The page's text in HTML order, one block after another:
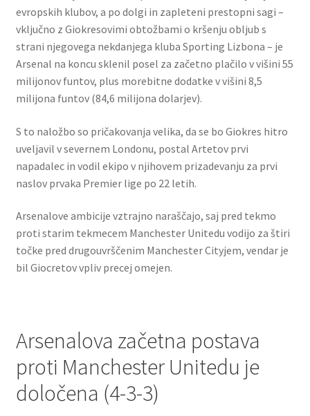
evropskih klubov, a po dolgi in zapleteni prestopni sagi –
vključno z Giokresovimi obtožbami o kršenju obljub s
strani njegovega nekdanjega kluba Sporting Lizbona – je
Arsenal na koncu sklenil posel za začetno plačilo v višini 55
milijonov funtov, plus morebitne dodatke v višini 8,5
milijona funtov (84,6 milijona dolarjev).
S to naložbo so pričakovanja velika, da se bo Giokres hitro
uveljavil v severnem Londonu, postal Artetov prvi
napadalec in vodil ekipo v njihovem prizadevanju za prvi
naslov prvaka Premier lige po 22 letih.
Arsenalove ambicije vztrajno naraščajo, saj pred tekmo
proti starim tekmecem Manchester Unitedu vodijo za štiri
točke pred drugouvrščenim Manchester Cityjem, vendar je
bil Giocretov vpliv precej omejen.
Arsenalova začetna postava
proti Manchester Unitedu je
določena (4-3-3)